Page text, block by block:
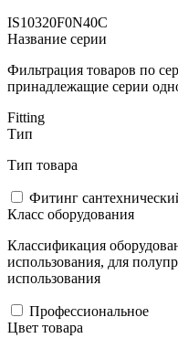
IS10320F0N40C
Название серии
Фильтрация товаров по
принадлежащие серии
Fitting
Тип
Тип товара
Фитинг
Класс оборудования
Классификация
использования, для
использования
Профессиональное
Цвет товара